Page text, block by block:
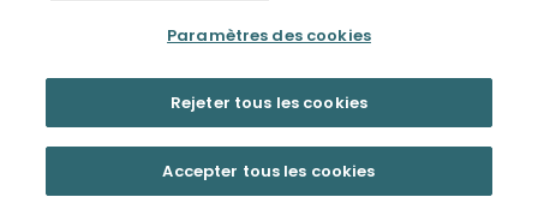
Paramètres des cookies
Rejeter tous les cookies
Accepter tous les cookies